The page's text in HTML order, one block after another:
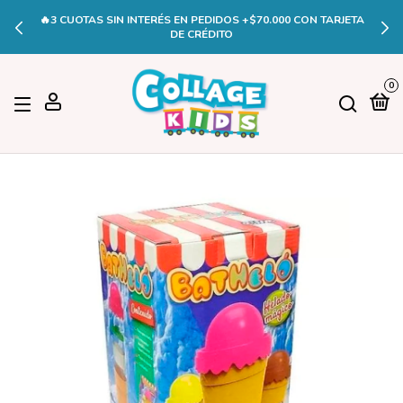
🔥3 CUOTAS SIN INTERÉS EN PEDIDOS +$70.000 CON TARJETA
DE CRÉDITO
0